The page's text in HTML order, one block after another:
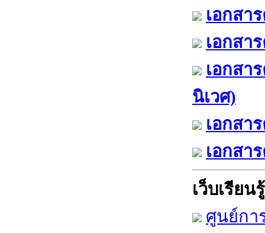
เอกสา
เอกสา
เอกสา
นิเวศ)
เอกสา
เอกสา
เว็บเรียนรู้
ศูนย์กา